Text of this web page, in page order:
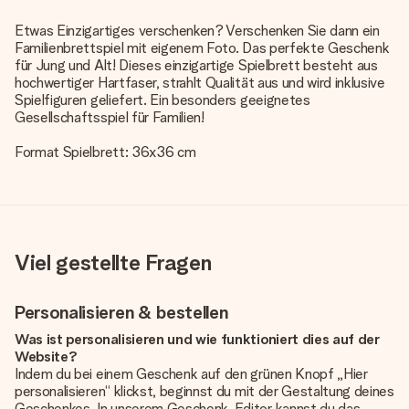
Etwas Einzigartiges verschenken? Verschenken Sie dann ein
Familienbrettspiel mit eigenem Foto. Das perfekte Geschenk
für Jung und Alt! Dieses einzigartige Spielbrett besteht aus
hochwertiger Hartfaser, strahlt Qualität aus und wird inklusive
Spielfiguren geliefert. Ein besonders geeignetes
Gesellschaftsspiel für Familien!
Format Spielbrett: 36x36 cm
Viel gestellte Fragen
Personalisieren & bestellen
Was ist personalisieren und wie funktioniert dies auf der
Website?
Indem du bei einem Geschenk auf den grünen Knopf „Hier
personalisieren“ klickst, beginnst du mit der Gestaltung deines